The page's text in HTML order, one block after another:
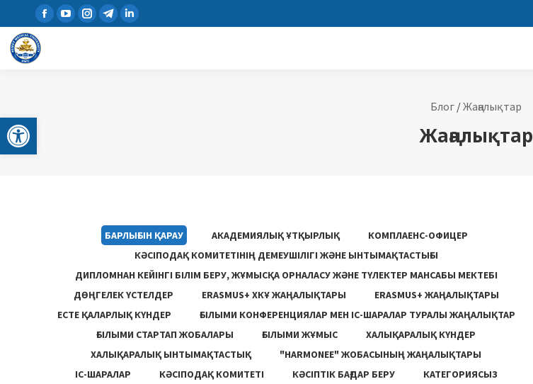
Open toolbar
Блог/Жаңалықтар
Жаңалықтар
БАРЛЫҒЫН ҚАРАУ АКАДЕМИЯЛЫҚ ҰТҚЫРЛЫҚ
КОМПЛАЕНС-ОФИЦЕР
КӘСІПОДАҚ КОМИТЕТІНІҢ ДЕМЕУШІЛІГІ ЖӘНЕ ЫНТЫМАҚТАСТЫҒЫ
ДИПЛОМНАН КЕЙІНГІ БІЛІМ БЕРУ, ЖҰМЫСҚА ОРНАЛАСУ ЖƏНЕ ТҮЛЕКТЕР МАНСАБЫ МЕКТЕБІ
ДӨҢГЕЛЕК ҮСТЕЛДЕР
ERASMUS+ ХКҰ ЖАҢАЛЫҚТАРЫ
ERASMUS+ ЖАҢАЛЫҚТАРЫ
ЕСТЕ ҚАЛАРЛЫҚ КҮНДЕР
ҒЫЛЫМИ КОНФЕРЕНЦИЯЛАР МЕН ІС-ШАРАЛАР ТУРАЛЫ ЖАҢАЛЫҚТАР
ҒЫЛЫМИ СТАРТАП ЖОБАЛАРЫ
ҒЫЛЫМИ ЖҰМЫС
ХАЛЫҚАРАЛЫҚ КҮНДЕР
ХАЛЫҚАРАЛЫҚ ЫНТЫМАҚТАСТЫҚ
"HARMONEE" ЖОБАСЫНЫҢ ЖАҢАЛЫҚТАРЫ
ІС-ШАРАЛАР
КӘСІПОДАҚ КОМИТЕТІ КӘСІПТІК БАҒДАР БЕРУ
КАТЕГОРИЯСЫЗ